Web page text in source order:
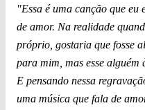
"Essa é uma canção que
de amor. Na realidade
próprio, gostaria que fosse
para mim, mas esse alguém
E pensando nessa
uma música que fala de